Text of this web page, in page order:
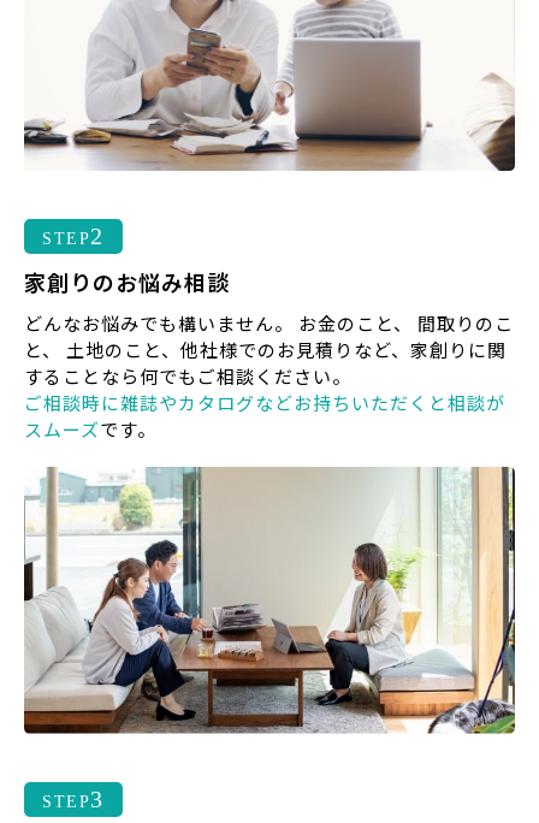
STEP2
家創りのお悩み相談
どんなお悩みでも構いません。 お金のこと、 間取りのこ
と、 土地のこと、他社様でのお見積りなど、家創りに関
することなら何でもご相談ください。
ご相談時に雑誌やカタログなどお持ちいただくと相談が
スムーズです。
STEP3